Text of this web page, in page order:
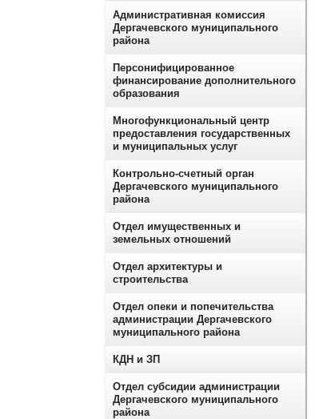
Административная комиссия
Дергачевского муниципального
района
Персонифицированное
финансирование дополнительного
образования
Многофункциональный центр
предоставления государственных
и муниципальных услуг
Контрольно-счетный орган
Дергачевского муниципального
района
Отдел имущественных и
земельных отношений
Отдел архитектуры и
строительства
Отдел опеки и попечительства
администрации Дергачевского
муниципального района
КДН и ЗП
Отдел субсидии администрации
Дергачевского муниципального
района